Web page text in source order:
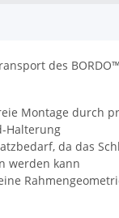
des
Montage durch
Halterung
da das
werden kann